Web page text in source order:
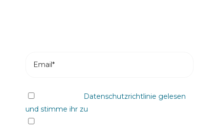
Datenschutzrichtlinie gelesen
und stimme ihr zu